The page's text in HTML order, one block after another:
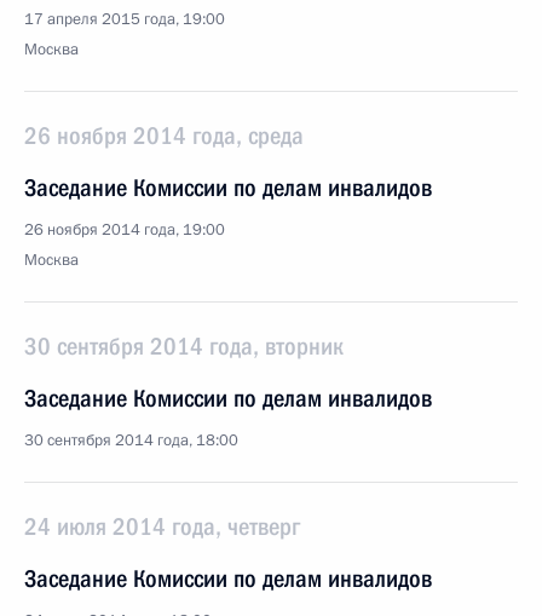
17 апреля 2015 года, 19:00
Москва
26 ноября 2014 года, среда
Заседание Комиссии по делам инвалидов
26 ноября 2014 года, 19:00
Москва
30 сентября 2014 года, вторник
Заседание Комиссии по делам инвалидов
30 сентября 2014 года, 18:00
24 июля 2014 года, четверг
Заседание Комиссии по делам инвалидов